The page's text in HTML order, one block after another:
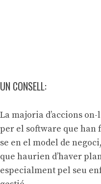
UN CONSELL:
La majoria d’accions
per el software que han
se en el model de
que haurien d’haver
especialment pel seu